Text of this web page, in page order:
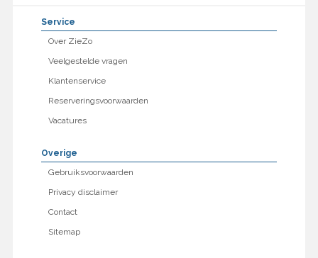
Service
Over ZieZo
Veelgestelde vragen
Klantenservice
Reserveringsvoorwaarden
Vacatures
Overige
Gebruiksvoorwaarden
Privacy disclaimer
Contact
Sitemap